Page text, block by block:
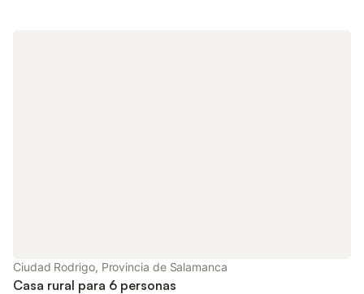
Ciudad Rodrigo, Provincia de Salamanca
Casa rural para 6 personas